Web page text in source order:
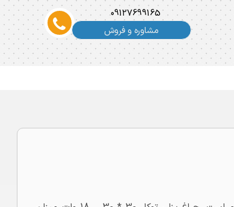
09127699165
مشاوره و فروش